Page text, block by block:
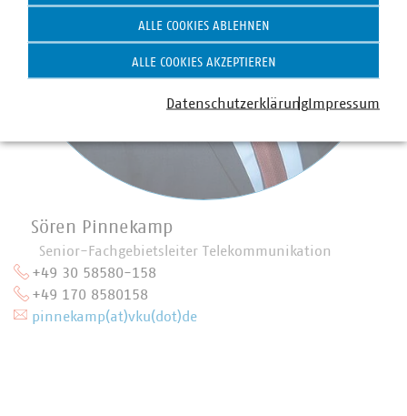
Sören Pinnekamp
Senior-Fachgebietsleiter Telekommunikation
+49 30 58580-158
+49 170 8580158
pinnekamp(at)vku(dot)de
ALLE COOKIES ABLEHNEN
ALLE COOKIES AKZEPTIEREN
DatenschutzerklärungImpressum